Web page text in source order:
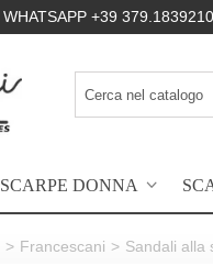
WHATSAPP +39 379.1839210
SCARPE DONNA
> Francescani > Sandali alla